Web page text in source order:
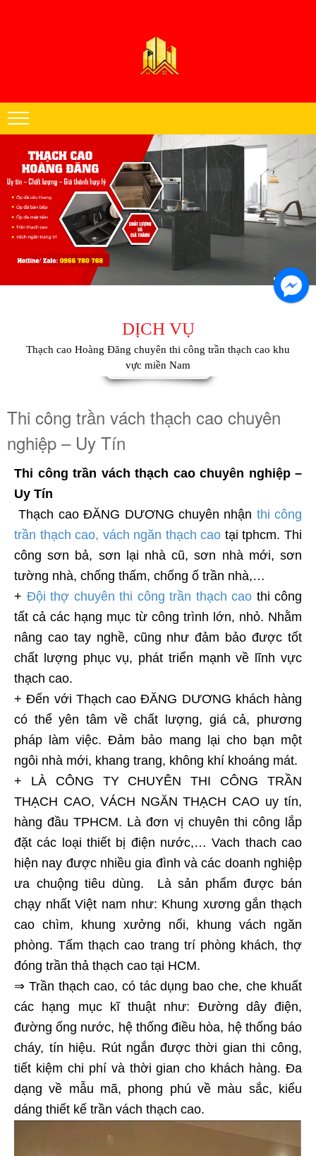
Nam
DỊCH VỤ
Thạch cao Hoàng Đăng chuyên thi công trần thạch cao khu
vực miền Nam
Thi công trần vách thạch cao chuyên
nghiệp – Uy Tín
Thi công trần vách thạch cao chuyên nghiệp –
Uy Tín
Thạch cao ĐĂNG DƯƠNG chuyên nhận thi công
trần thạch cao, vách ngăn thạch cao tại tphcm. Thi
công sơn bả, sơn lại nhà cũ, sơn nhà mới, sơn
tường nhà, chống thấm, chống ố trần nhà,…
+ Đội thợ chuyên thi công trần thạch cao thi công
tất cả các hạng mục từ công trình lớn, nhỏ. Nhằm
nâng cao tay nghề, cũng như đảm bảo được tốt
chất lượng phục vụ, phát triển mạnh về lĩnh vực
thạch cao.
+ Đến với Thạch cao ĐĂNG DƯƠNG khách hàng
có thể yên tâm về chất lượng, giá cả, phương
pháp làm việc. Đảm bảo mang lại cho bạn một
ngôi nhà mới, khang trang, không khí khoáng mát.
+ LÀ CÔNG TY CHUYÊN THI CÔNG TRẦN
THẠCH CAO, VÁCH NGĂN THẠCH CAO uy tín,
hàng đầu TPHCM. Là đơn vị chuyên thi công lắp
đặt các loại thiết bị điện nước,… Vach thach cao
hiện nay được nhiều gia đình và các doanh nghiệp
ưa chuộng tiêu dùng. Là sản phẩm được bán
chạy nhất Việt nam như: Khung xương gắn thạch
cao chìm, khung xưởng nổi, khung vách ngăn
phòng. Tấm thạch cao trang trí phòng khách, thợ
đóng trần thả thạch cao tại HCM.
⇒ Trần thạch cao, có tác dụng bao che, che khuất
các hạng mục kĩ thuật như: Đường dây điện,
đường ống nước, hệ thống điều hòa, hệ thống báo
cháy, tín hiệu. Rút ngắn được thời gian thi công,
tiết kiệm chi phí và thời gian cho khách hàng. Đa
dạng về mẫu mã, phong phú về màu sắc, kiểu
dáng thiết kế trần vách thạch cao.